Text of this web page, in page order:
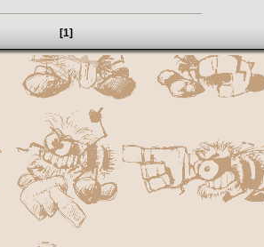
[1]